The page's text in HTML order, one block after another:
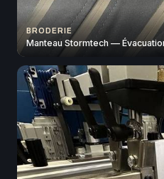
BRODERIE
Manteau Stormtech —